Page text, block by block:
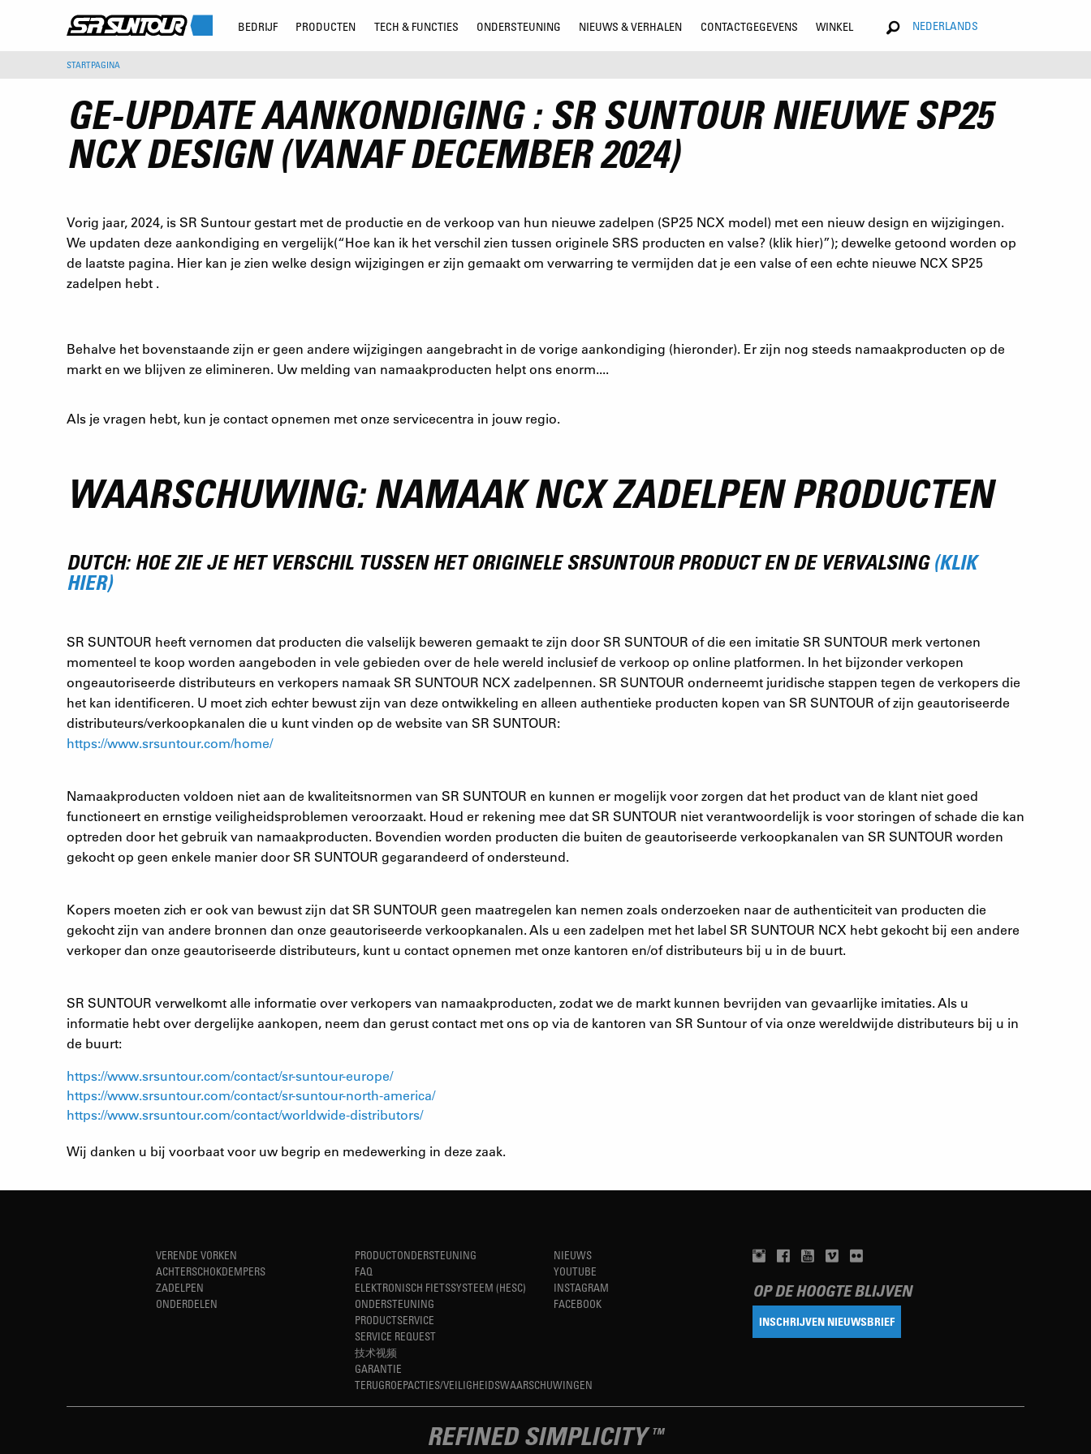
BEDRIJF PRODUCTEN TECH & FUNCTIES ONDERSTEUNING NIEUWS & VERHALEN CONTACTGEGEVENS WINKEL NEDERLANDS
STARTPAGINA
GE-UPDATE AANKONDIGING : SR SUNTOUR NIEUWE SP25
NCX DESIGN (VANAF DECEMBER 2024)
Vorig jaar, 2024, is SR Suntour gestart met de productie en de verkoop van hun nieuwe zadelpen (SP25 NCX model) met een nieuw design en wijzigingen.
We updaten deze aankondiging en vergelijk(“Hoe kan ik het verschil zien tussen originele SRS producten en valse? (klik hier)”); dewelke getoond worden op
de laatste pagina. Hier kan je zien welke design wijzigingen er zijn gemaakt om verwarring te vermijden dat je een valse of een echte nieuwe NCX SP25
zadelpen hebt .
Behalve het bovenstaande zijn er geen andere wijzigingen aangebracht in de vorige aankondiging (hieronder). Er zijn nog steeds namaakproducten op de
markt en we blijven ze elimineren. Uw melding van namaakproducten helpt ons enorm....
Als je vragen hebt, kun je contact opnemen met onze servicecentra in jouw regio.
WAARSCHUWING: NAMAAK NCX ZADELPEN PRODUCTEN
DUTCH: HOE ZIE JE HET VERSCHIL TUSSEN HET ORIGINELE SRSUNTOUR PRODUCT EN DE VERVALSING(KLIK
HIER)
SR SUNTOUR heeft vernomen dat producten die valselijk beweren gemaakt te zijn door SR SUNTOUR of die een imitatie SR SUNTOUR merk vertonen
momenteel te koop worden aangeboden in vele gebieden over de hele wereld inclusief de verkoop op online platformen. In het bijzonder verkopen
ongeautoriseerde distributeurs en verkopers namaak SR SUNTOUR NCX zadelpennen. SR SUNTOUR onderneemt juridische stappen tegen de verkopers die
het kan identificeren. U moet zich echter bewust zijn van deze ontwikkeling en alleen authentieke producten kopen van SR SUNTOUR of zijn geautoriseerde
distributeurs/verkoopkanalen die u kunt vinden op de website van SR SUNTOUR:
https://www.srsuntour.com/home/
Namaakproducten voldoen niet aan de kwaliteitsnormen van SR SUNTOUR en kunnen er mogelijk voor zorgen dat het product van de klant niet goed
functioneert en ernstige veiligheidsproblemen veroorzaakt. Houd er rekening mee dat SR SUNTOUR niet verantwoordelijk is voor storingen of schade die kan
optreden door het gebruik van namaakproducten. Bovendien worden producten die buiten de geautoriseerde verkoopkanalen van SR SUNTOUR worden
gekocht op geen enkele manier door SR SUNTOUR gegarandeerd of ondersteund.
Kopers moeten zich er ook van bewust zijn dat SR SUNTOUR geen maatregelen kan nemen zoals onderzoeken naar de authenticiteit van producten die
gekocht zijn van andere bronnen dan onze geautoriseerde verkoopkanalen. Als u een zadelpen met het label SR SUNTOUR NCX hebt gekocht bij een andere
verkoper dan onze geautoriseerde distributeurs, kunt u contact opnemen met onze kantoren en/of distributeurs bij u in de buurt.
SR SUNTOUR verwelkomt alle informatie over verkopers van namaakproducten, zodat we de markt kunnen bevrijden van gevaarlijke imitaties. Als u
informatie hebt over dergelijke aankopen, neem dan gerust contact met ons op via de kantoren van SR Suntour of via onze wereldwijde distributeurs bij u in
de buurt:
https://www.srsuntour.com/contact/sr-suntour-europe/
https://www.srsuntour.com/contact/sr-suntour-north-america/
https://www.srsuntour.com/contact/worldwide-distributors/
Wij danken u bij voorbaat voor uw begrip en medewerking in deze zaak.
VERENDE VORKEN
ACHTERSCHOKDEMPERS
ZADELPEN
ONDERDELEN
PRODUCTONDERSTEUNING
FAQ
ELEKTRONISCH FIETSSYSTEEM (HESC)
ONDERSTEUNING
PRODUCTSERVICE
SERVICE REQUEST
技术视频
GARANTIE
TERUGROEPACTIES/VEILIGHEIDSWAARSCHUWINGEN
NIEUWS
YOUTUBE
INSTAGRAM
FACEBOOK
OP DE HOOGTE BLIJVEN
INSCHRIJVEN NIEUWSBRIEF
REFINED SIMPLICITY TM